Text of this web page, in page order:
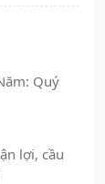
Quý
lợi, cầu